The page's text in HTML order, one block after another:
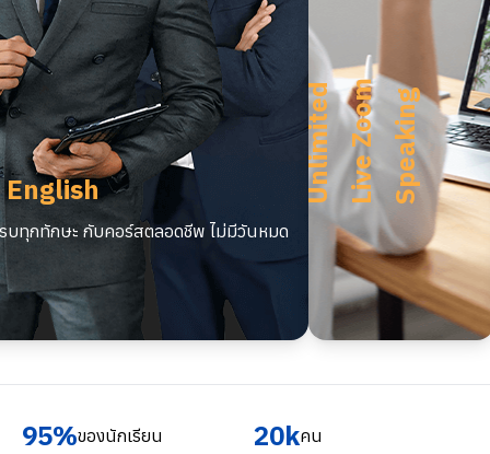
บทุกทักษะ กับคอร์สตลอดชีพ ไม่มีวันหมด
U
n
l
i
m
i
t
e
d
L
i
v
e
Z
o
om
S
p
e
a
k
i
n g
95%ของนักเรียน
20kคน